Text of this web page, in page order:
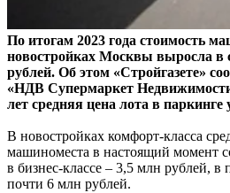
По итогам 2023 года стоимость
новостройках Москвы выросла в
рублей. Об этом «Стройгазете»
«НДВ Супермаркет
лет средняя цена лота в паркинге
В новостройках комфорт-класса
машиноместа в настоящий момент
в бизнес-классе – 3,5 млн рублей, в
почти 6 млн рублей.